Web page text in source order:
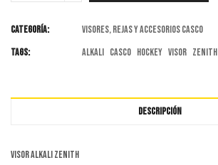
Categoría:
Visores, Rejas y Accesorios casco
Tags:
ALKALI casco hockey visor zenith
DESCRIPCIÓN
Visor ALKALI Zenith